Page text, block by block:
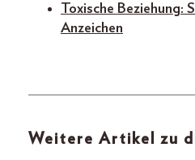
Toxische Beziehung:
Anzeichen
Weitere Artikel zu